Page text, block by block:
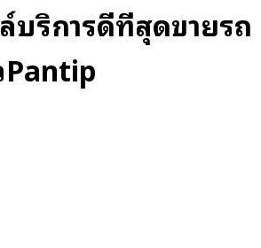
บริการดีที่สุดขายรถ
Pantip